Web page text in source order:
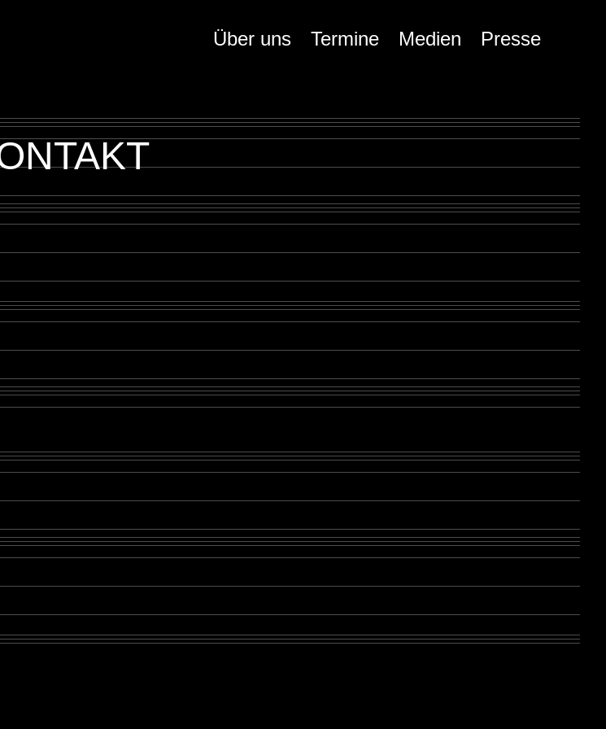
Über uns Termine Medien Presse